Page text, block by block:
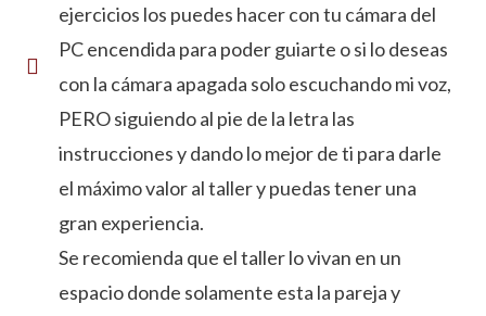
ejercicios los puedes hacer con tu cámara del
PC encendida para poder guiarte o si lo deseas
con la cámara apagada solo escuchando mi voz,
PERO siguiendo al pie de la letra las
instrucciones y dando lo mejor de ti para darle
el máximo valor al taller y puedas tener una
gran experiencia.
Se recomienda que el taller lo vivan en un
espacio donde solamente esta la pareja y